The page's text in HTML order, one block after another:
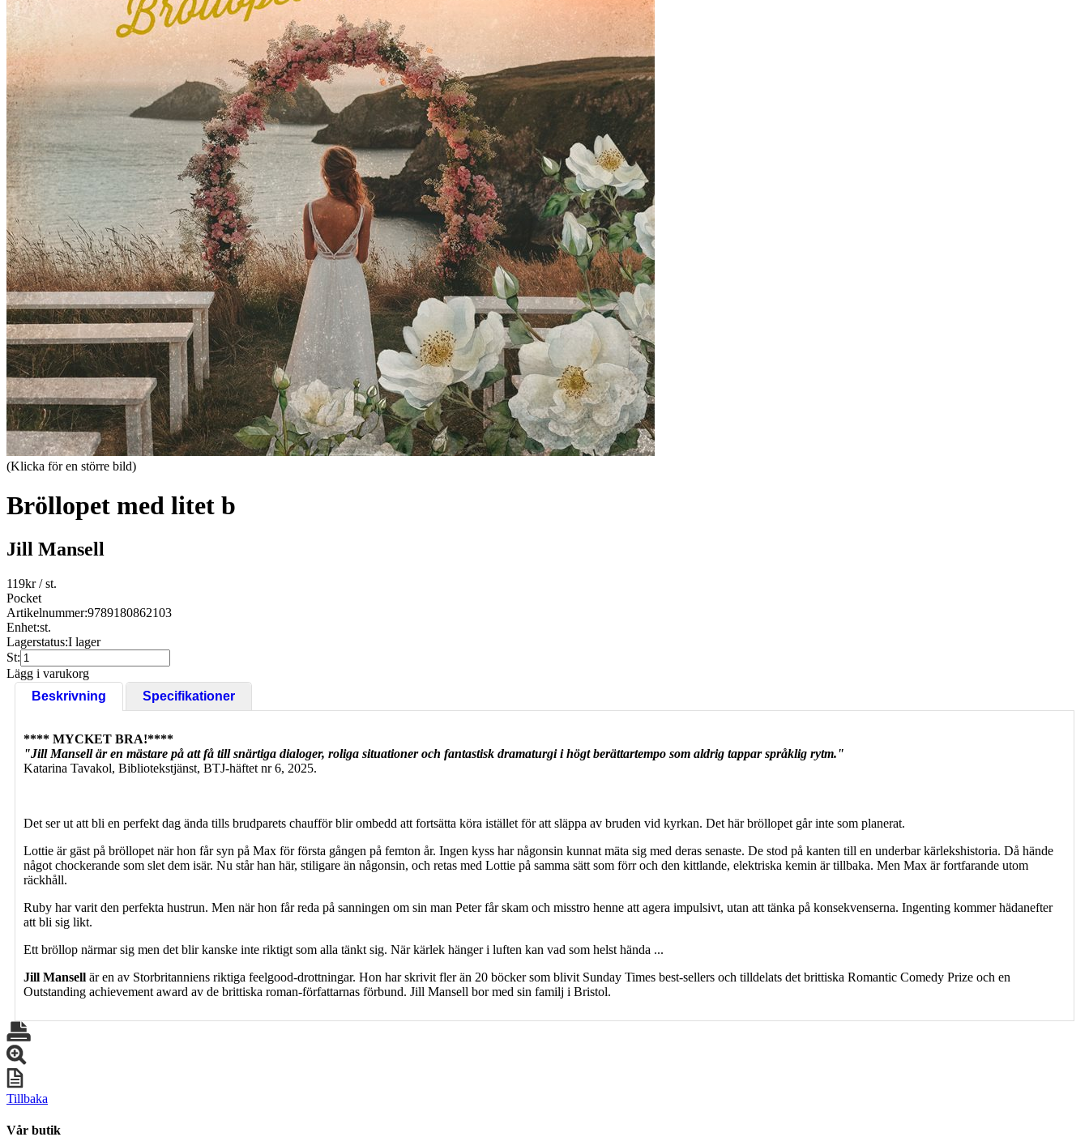
(Klicka för en större bild)
Bröllopet med litet b
Jill Mansell
119kr/ st.
Pocket
Artikelnummer:9789180862103
Enhet:st.
Lagerstatus:I lager
St:
Lägg i varukorg
Beskrivning
Specifikationer
**** MYCKET BRA!****
"Jill Mansell är en mästare på att få till snärtiga dialoger, roliga situationer och fantastisk dramaturgi i högt berättartempo som aldrig tappar språklig rytm."
Katarina Tavakol, Bibliotekstjänst, BTJ-häftet nr 6, 2025.
Det ser ut att bli en perfekt dag ända tills brudparets chaufför blir ombedd att fortsätta köra istället för att släppa av bruden vid kyrkan. Det här bröllopet går inte som planerat.
Lottie är gäst på bröllopet när hon får syn på Max för första gången på femton år. Ingen kyss har någonsin kunnat mäta sig med deras senaste. De stod på kanten till en underbar kärlekshistoria. Då hände
något chockerande som slet dem isär. Nu står han här, stiligare än någonsin, och retas med Lottie på samma sätt som förr och den kittlande, elektriska kemin är tillbaka. Men Max är fortfarande utom
räckhåll.
Ruby har varit den perfekta hustrun. Men när hon får reda på sanningen om sin man Peter får skam och misstro henne att agera impulsivt, utan att tänka på konsekvenserna. Ingenting kommer hädanefter
att bli sig likt.
Ett bröllop närmar sig men det blir kanske inte riktigt som alla tänkt sig. När kärlek hänger i luften kan vad som helst hända ...
Jill Mansell är en av Storbritanniens riktiga feelgood-drottningar. Hon har skrivit fler än 20 böcker som blivit Sunday Times best-sellers och tilldelats det brittiska Romantic Comedy Prize och en
Outstanding achievement award av de brittiska roman-författarnas förbund. Jill Mansell bor med sin familj i Bristol.
Tillbaka
Vår butik